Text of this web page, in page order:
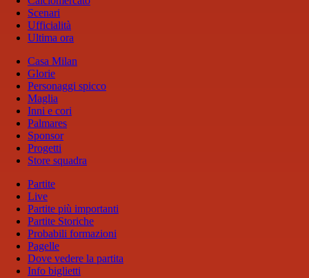
Scenari
Ufficialità
Ultima ora
Casa Milan
Glorie
Personaggi spicco
Maglia
Inni e cori
Palmares
Sponsor
Progetti
Store squadra
Partite
Live
Partite più importanti
Partite Storiche
Probabili formazioni
Pagelle
Dove vedere la partita
Info biglietti